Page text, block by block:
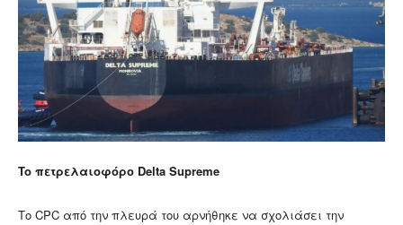
To πετρελαιοφόρο Delta Supreme
Το CPC από την πλευρά του αρνήθηκε να σχολιάσει την